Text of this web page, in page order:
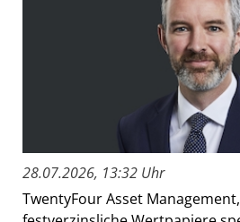
28.07.2026, 13:32 Uhr
TwentyFour Asset